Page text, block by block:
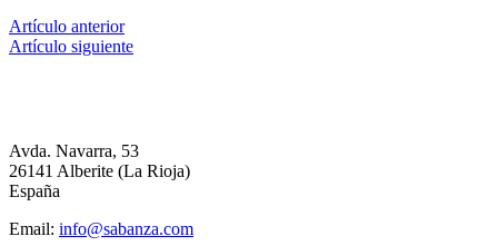
Artículo anterior
Artículo siguiente
Avda. Navarra, 53
26141 Alberite (La Rioja)
España
Email: info@sabanza.com